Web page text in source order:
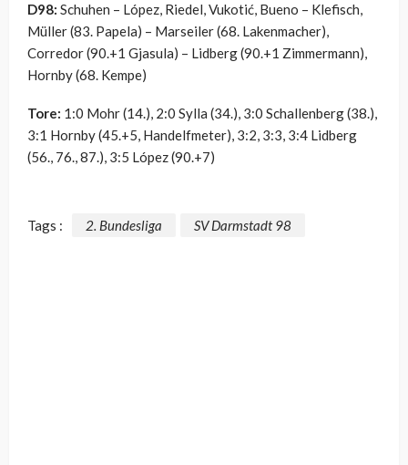
D98: Schuhen – López, Riedel, Vukotić, Bueno – Klefisch,
Müller (83. Papela) – Marseiler (68. Lakenmacher),
Corredor (90.+1 Gjasula) – Lidberg (90.+1 Zimmermann),
Hornby (68. Kempe)
Tore: 1:0 Mohr (14.), 2:0 Sylla (34.), 3:0 Schallenberg (38.),
3:1 Hornby (45.+5, Handelfmeter), 3:2, 3:3, 3:4 Lidberg
(56., 76., 87.), 3:5 López (90.+7)
Tags : 2. Bundesliga SV Darmstadt 98